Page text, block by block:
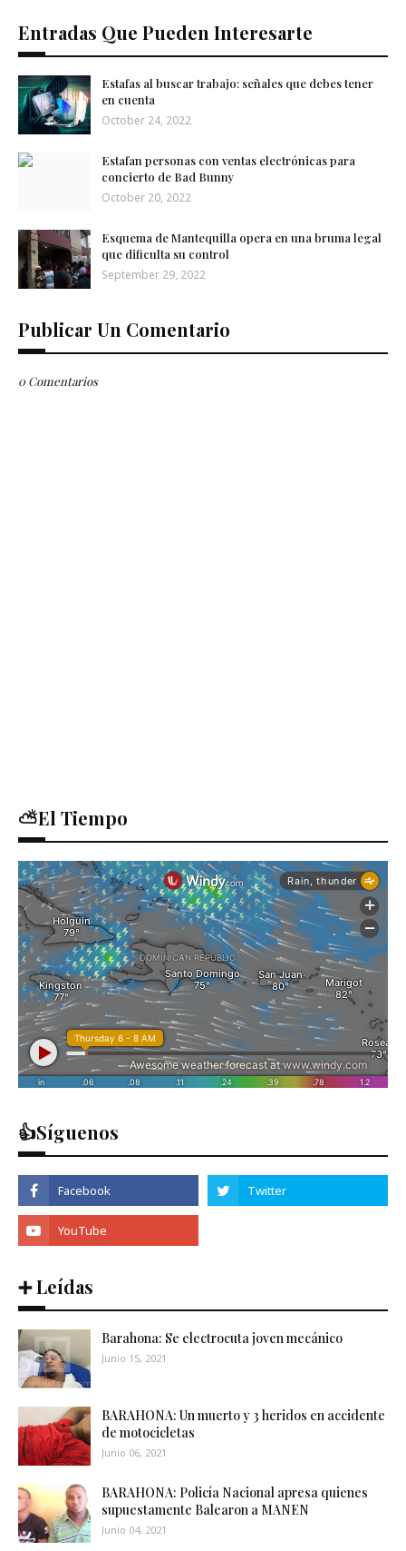
Entradas Que Pueden Interesarte
Estafas al buscar trabajo: señales que debes tener
en cuenta
October 24, 2022
Estafan personas con ventas electrónicas para
concierto de Bad Bunny
October 20, 2022
Esquema de Mantequilla opera en una bruma legal
que dificulta su control
September 29, 2022
Publicar Un Comentario
0 Comentarios
⛅El Tiempo
👍Síguenos
➕ Leídas
Barahona: Se electrocuta joven mecánico
Junio 15, 2021
BARAHONA: Un muerto y 3 heridos en accidente
de motocicletas
Junio 06, 2021
BARAHONA: Policía Nacional apresa quienes
supuestamente Balearon a MANEN
Junio 04, 2021